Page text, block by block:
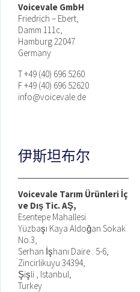
Voicevale GmbH
Friedrich – Ebert,
Damm 111c,
Hamburg 22047
Germany
T +49 (40) 696 5260
F +49 (40) 696 52620
info@voicevale.de
伊斯坦布尔
Voicevale Tarım Ürünleri İç
ve Dış Tic. AŞ,
Esentepe Mahallesi
Yüzbaşı Kaya Aldoğan Sokak
No.3,
Serhan İşhanı Daire : 5-6,
Zincirlikuyu 34394,
Şişli , Istanbul,
Turkey